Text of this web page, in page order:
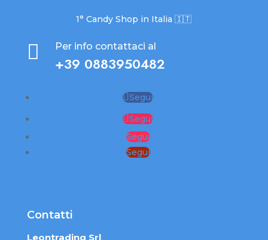
1° Candy Shop in Italia 🇮🇹
 Per info contattaci al
+39 0883950482
Segui
Segui
Segui
Segui
Contatti
Leontrading Srl